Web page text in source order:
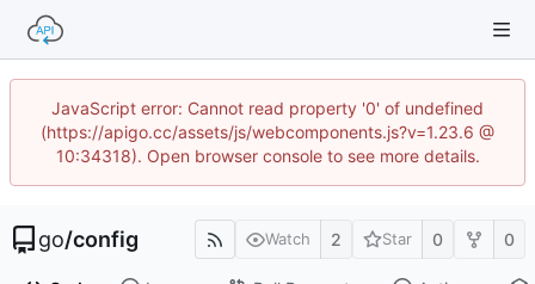
JavaScript error: Cannot read property '0' of undefined
(https://apigo.cc/assets/js/webcomponents.js?v=1.23.6 @
10:34318). Open browser console to see more details.
go/config Watch 2 Star 0 0